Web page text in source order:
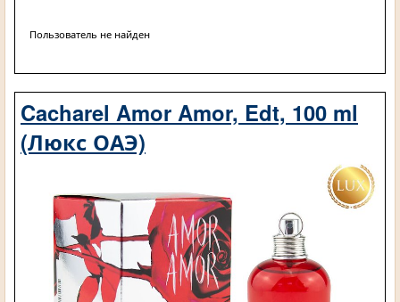
Пользователь не найден
Cacharel Amor Amor, Edt, 100 ml
(Люкс ОАЭ)